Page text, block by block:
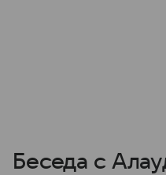
Беседа с